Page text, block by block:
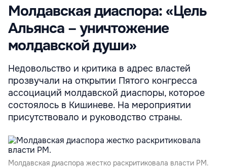
Молдавская диаспора: «Цель
Альянса – уничтожение
молдавской души»
Недовольство и критика в адрес властей
прозвучали на открытии Пятого конгресса
ассоциаций молдавской диаспоры, которое
состоялось в Кишиневе. На мероприятии
присутствовало и руководство страны.
Молдавская диаспора жестко раскритиковала власти РМ.